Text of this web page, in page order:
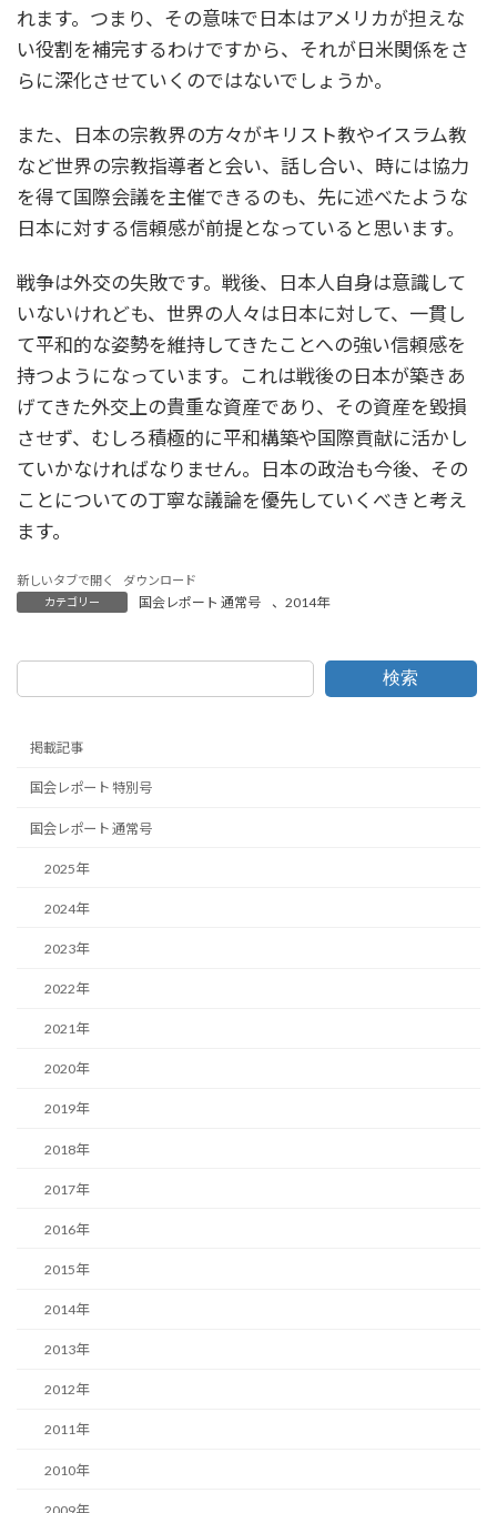
れます。つまり、その意味で日本はアメリカが担えな
い役割を補完するわけですから、それが日米関係をさ
らに深化させていくのではないでしょうか。
また、日本の宗教界の方々がキリスト教やイスラム教
など世界の宗教指導者と会い、話し合い、時には協力
を得て国際会議を主催できるのも、先に述べたような
日本に対する信頼感が前提となっていると思います。
戦争は外交の失敗です。戦後、日本人自身は意識して
いないけれども、世界の人々は日本に対して、一貫し
て平和的な姿勢を維持してきたことへの強い信頼感を
持つようになっています。これは戦後の日本が築きあ
げてきた外交上の貴重な資産であり、その資産を毀損
させず、むしろ積極的に平和構築や国際貢献に活かし
ていかなければなりません。日本の政治も今後、その
ことについての丁寧な議論を優先していくべきと考え
ます。
新しいタブで開く ダウンロード
カテゴリー 国会レポート 通常号 、 2014年
検索
掲載記事
国会レポート 特別号
国会レポート 通常号
2025年
2024年
2023年
2022年
2021年
2020年
2019年
2018年
2017年
2016年
2015年
2014年
2013年
2012年
2011年
2010年